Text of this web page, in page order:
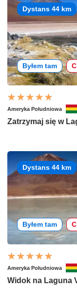
Dystans 44 km
Byłem tam
Ameryka Południowa
Zatrzymaj się w
Dystans 44 km
Byłem tam
Ameryka Południowa
Widok na Laguna